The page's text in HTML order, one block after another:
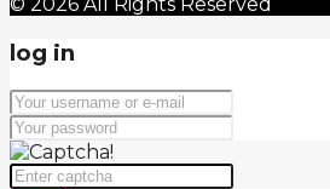
© 2026 All Rights Reserved
log in